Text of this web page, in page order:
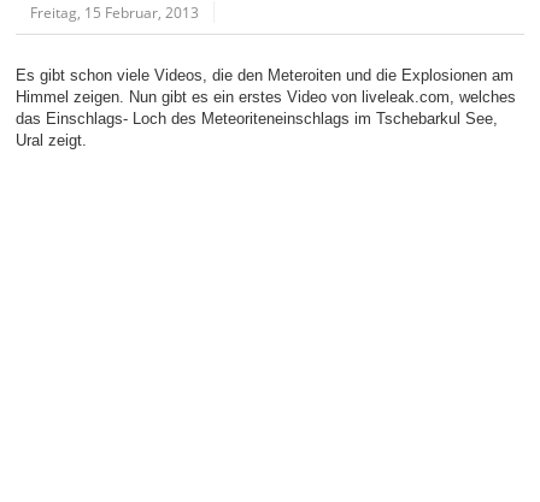
Freitag, 15 Februar, 2013
Es gibt schon viele Videos, die den Meteroiten und die Explosionen am
Himmel zeigen. Nun gibt es ein erstes Video von liveleak.com, welches
das Einschlags- Loch des Meteoriteneinschlags im Tschebarkul See,
Ural zeigt.